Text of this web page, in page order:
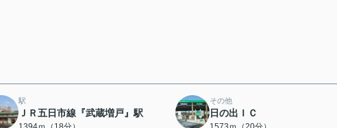
駅
ＪＲ五日市線『武蔵増戸』駅
その他
日の出ＩＣ